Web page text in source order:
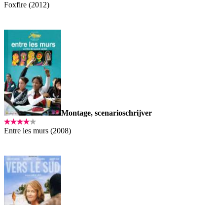
Foxfire (2012)
Montage, scenarioschrijver
Entre les murs (2008)